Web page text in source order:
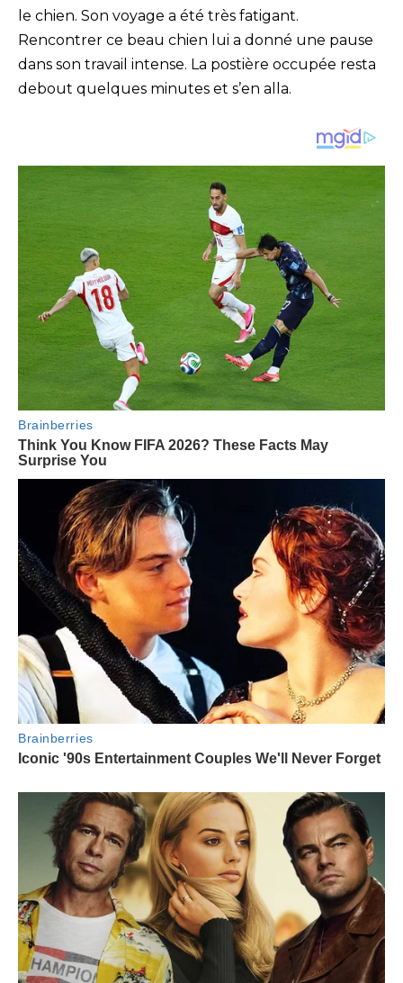
le chien. Son voyage a été très fatigant.
Rencontrer ce beau chien lui a donné une pause
dans son travail intense. La postière occupée resta
debout quelques minutes et s’en alla.